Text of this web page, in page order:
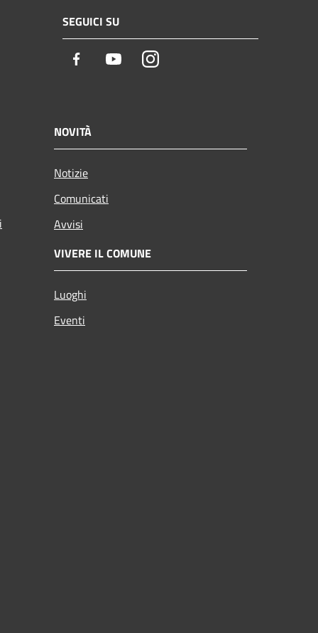
SEGUICI SU
Facebook YoutubeInstagram
NOVITÀ
Notizie
Comunicati
Avvisi
VIVERE IL COMUNE
Luoghi
Eventi